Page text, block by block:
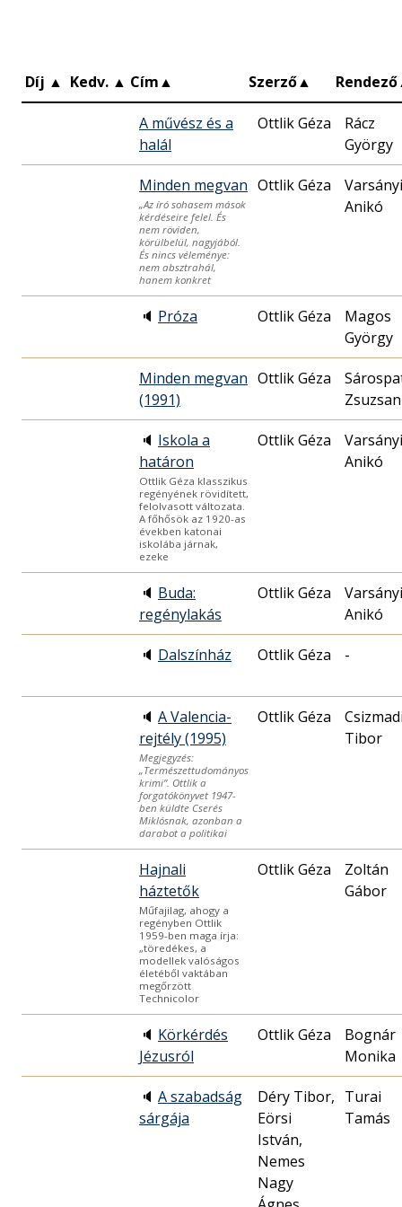
Díj ▲ Kedv. ▲ Cím▲ Szerző▲ Rendező
A művész és a
halál
Ottlik Géza
Rácz
György
Minden megvan
„Az író sohasem mások
kérdéseire felel. És
nem röviden,
körülbelül, nagyjából.
És nincs véleménye:
nem absztrahál,
hanem konkret
Ottlik Géza
Varsányi
Anikó
🔈 Próza Ottlik Géza
Magos
György
Minden megvan
(1991)
Ottlik Géza
🔈 Iskola a
határon
Ottlik Géza klasszikus
regényének rövidített,
felolvasott változata.
A főhősök az 1920-as
években katonai
iskolába járnak,
ezeke
Ottlik Géza
Varsányi
Anikó
🔈 Buda:
regénylakás
Ottlik Géza
Varsányi
Anikó
🔈 Dalszínház Ottlik Géza -
🔈 A Valencia-
rejtély (1995)
Megjegyzés:
„Természettudományos
krimi”. Ottlik a
forgatókönyvet 1947-
ben küldte Cserés
Miklósnak, azonban a
darabot a politikai
Ottlik Géza
Tibor
Hajnali
háztetők
Műfajilag, ahogy a
regényben Ottlik
1959-ben maga írja:
„töredékes, a
modellek valóságos
életéből vaktában
megőrzött
Technicolor
Ottlik Géza
Zoltán
Gábor
🔈 Körkérdés
Jézusról
Ottlik Géza
Bognár
Monika
🔈 A szabadság
sárgája
Déry Tibor,
Eörsi
István,
Nemes
Nagy
Turai
Tamás